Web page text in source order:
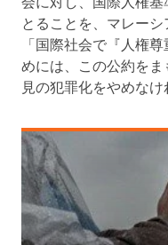
とることを、マレーシ
「国際社会で『人権
めには、この公約を
見の犯罪化をやめなけ